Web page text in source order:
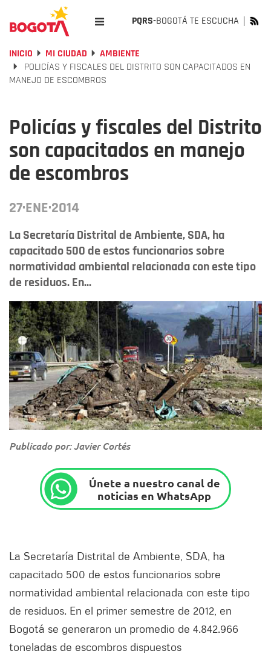
PQRS-BOGOTÁ TE ESCUCHA
INICIO MI CIUDAD
AMBIENTE
POLICÍAS Y FISCALES DEL DISTRITO SON CAPACITADOS EN
MANEJO DE ESCOMBROS
Policías y fiscales del Distrito
son capacitados en manejo
de escombros
27·ENE·2014
La Secretaría Distrital de Ambiente, SDA, ha
capacitado 500 de estos funcionarios sobre
normatividad ambiental relacionada con este tipo
de residuos. En...
Publicado por: Javier Cortés
Únete a nuestro canal de
noticias en WhatsApp
La Secretaría Distrital de Ambiente, SDA, ha
capacitado 500 de estos funcionarios sobre
normatividad ambiental relacionada con este tipo
de residuos. En el primer semestre de 2012, en
Bogotá se generaron un promedio de 4.842.966
toneladas de escombros dispuestos